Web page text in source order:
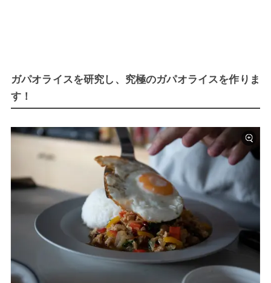
ガパオライスを研究し、究極のガパオライスを作りま
す！